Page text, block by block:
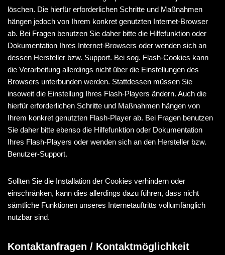
löschen. Die hierfür erforderlichen Schritte und Maßnahmen
hängen jedoch von Ihrem konkret genutzten Internet-Browser
ab. Bei Fragen benutzen Sie daher bitte die Hilfefunktion oder
Dokumentation Ihres Internet-Browsers oder wenden sich an
dessen Hersteller bzw. Support. Bei sog. Flash-Cookies kann
die Verarbeitung allerdings nicht über die Einstellungen des
Browsers unterbunden werden. Stattdessen müssen Sie
insoweit die Einstellung Ihres Flash-Players ändern. Auch die
hierfür erforderlichen Schritte und Maßnahmen hängen von
Ihrem konkret genutzten Flash-Player ab. Bei Fragen benutzen
Sie daher bitte ebenso die Hilfefunktion oder Dokumentation
Ihres Flash-Players oder wenden sich an den Hersteller bzw.
Benutzer-Support.
Sollten Sie die Installation der Cookies verhindern oder
einschränken, kann dies allerdings dazu führen, dass nicht
sämtliche Funktionen unseres Internetauftritts vollumfänglich
nutzbar sind.
Kontaktanfragen / Kontaktmöglichkeit